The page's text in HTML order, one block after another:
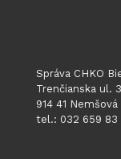
Správa CHKO
Trenčianska ul.
914 41 Nemšová
tel.: 032 659 83